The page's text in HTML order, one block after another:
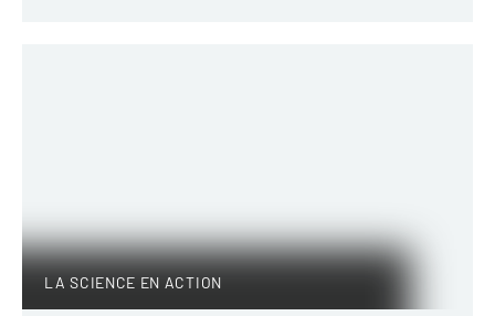
LA SCIENCE EN ACTION